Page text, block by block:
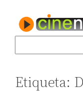
contenido
Etiqueta: